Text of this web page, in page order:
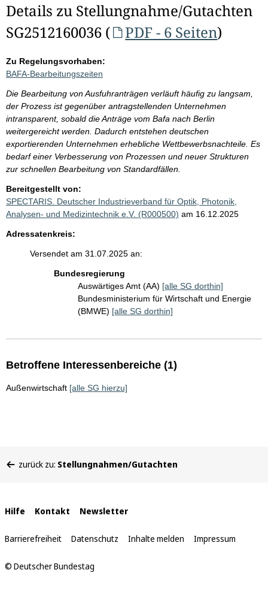
Details zu Stellungnahme/Gutachten
SG2512160036 (
PDF - 6 Seiten)
Zu Regelungsvorhaben:
BAFA-Bearbeitungszeiten
Die Bearbeitung von Ausfuhranträgen verläuft häufig zu langsam,
der Prozess ist gegenüber antragstellenden Unternehmen
intransparent, sobald die Anträge vom Bafa nach Berlin
weitergereicht werden. Dadurch entstehen deutschen
exportierenden Unternehmen erhebliche Wettbewerbsnachteile. Es
bedarf einer Verbesserung von Prozessen und neuer Strukturen
zur schnellen Bearbeitung von Standardfällen.
Bereitgestellt von:
SPECTARIS. Deutscher Industrieverband für Optik, Photonik,
Analysen- und Medizintechnik e.V. (R000500) am 16.12.2025
Adressatenkreis:
Versendet am 31.07.2025 an:
Bundesregierung
Auswärtiges Amt (AA) [alle SG dorthin]
Bundesministerium für Wirtschaft und Energie
(BMWE) [alle SG dorthin]
Betroffene Interessenbereiche (1)
Außenwirtschaft [alle SG hierzu]
befinden
zurück zu: Stellungnahmen/Gutachten
Interne
Links
Hilfe Kontakt Newsletter
Barrierefreiheit Datenschutz Inhalte melden Impressum
© Deutscher Bundestag